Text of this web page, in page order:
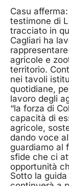
Casu
testimone di
tracciato in
Cagliari ha
agricole e
territorio.
nei tavoli
quotidiane,
lavoro degli
“la forza di
capacità di
agricole,
dando voce
guardiamo al
sfide che ci
opportunità
Sotto la